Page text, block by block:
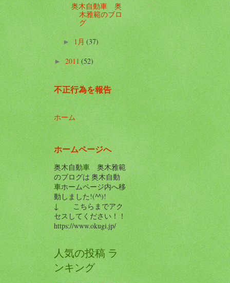
奥木自動車 奥
木雅範のブロ
グ
►1月(37)
►2011(52)
不正行為を報告
ホーム
ホームページへ
奥木自動車 奥木雅範
のブログは 奥木自動
車ホームページ内へ移
動しました!(^^)!
↓ こちらまでアク
セスしてください！！
https://www.okugi.jp/
人気の投稿 ラ
ンキング